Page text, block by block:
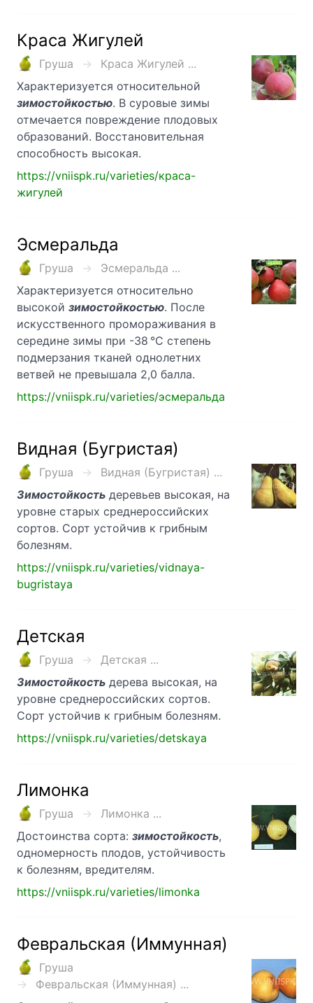
Краса Жигулей
Груша
Краса Жигулей ...
Характеризуется относительной
зимостойкостью. В суровые зимы
отмечается повреждение плодовых
образований. Восстановительная
способность высокая.
https://vniispk.ru/varieties/краса-
жигулей
Эсмеральда
Груша
Эсмеральда ...
Характеризуется относительно
высокой зимостойкостью. После
искусственного промораживания в
середине зимы при -38 °С степень
подмерзания тканей однолетних
ветвей не превышала 2,0 балла.
https://vniispk.ru/varieties/эсмеральда
Видная (Бугристая)
Груша
Видная (Бугристая) ...
Зимостойкость деревьев высокая, на
уровне старых среднероссийских
сортов. Сорт устойчив к грибным
болезням.
https://vniispk.ru/varieties/vidnaya-
bugristaya
Детская
Груша
Детская ...
Зимостойкость дерева высокая, на
уровне среднероссийских сортов.
Сорт устойчив к грибным болезням.
https://vniispk.ru/varieties/detskaya
Лимонка
Груша
Лимонка ...
Достоинства сорта: зимостойкость,
одномерность плодов, устойчивость
к болезням, вредителям.
https://vniispk.ru/varieties/limonka
Февральская (Иммунная)
Груша
Февральская (Иммунная) ...